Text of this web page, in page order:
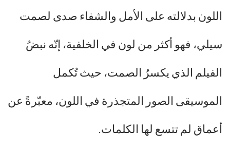
اللون بدلالته على الأمل والشفاء صدى لصمت
سيلي، فهو أكثر من لون في الخلفية، إنّه نبضُ
الفيلم الذي يكسرُ الصمت، حيث تُكمل
الموسيقى الصور المتجذرة في اللون، معبّرةً عن
أعماق لم تتسع لها الكلمات.